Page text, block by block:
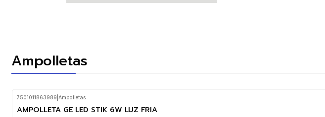
Ampolletas
7501011863989 Ampolletas
AMPOLLETA GE LED STIK 6W LUZ FRIA